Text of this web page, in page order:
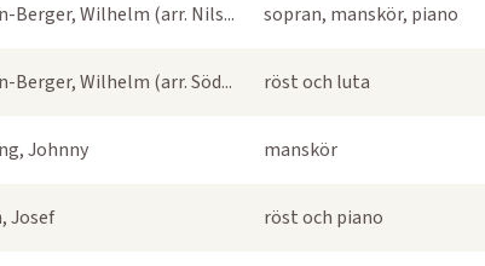
Berger, Wilhelm (arr. Nils... sopran, manskör, piano
Berger, Wilhelm (arr. Söd... röst och luta
Johnny manskör
Josef röst och piano